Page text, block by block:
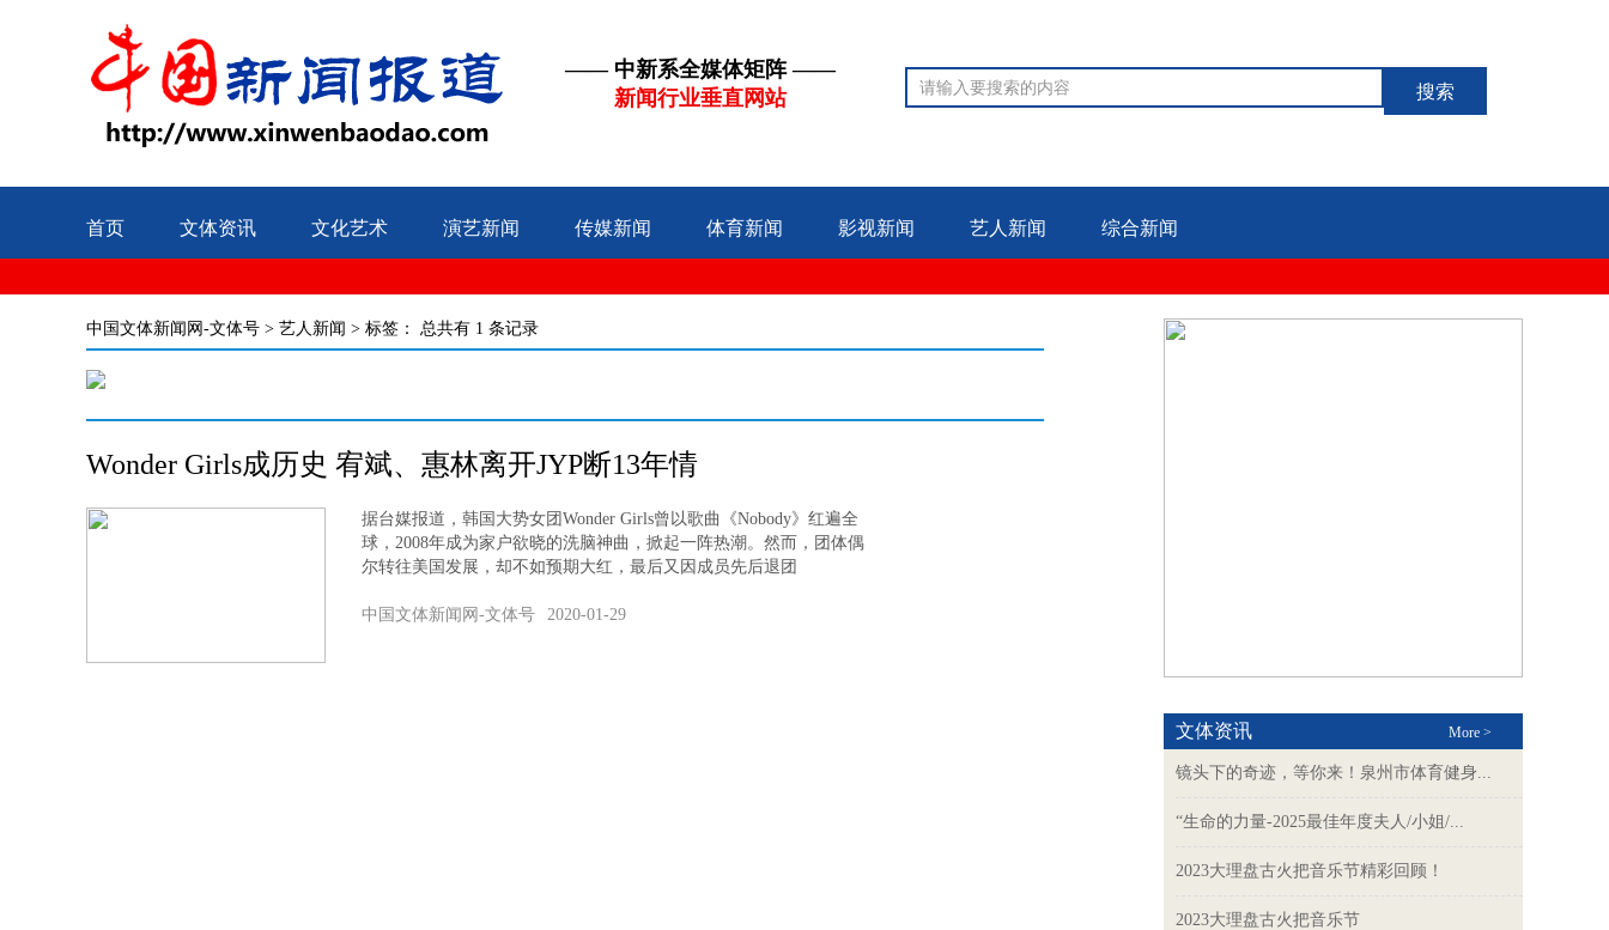
—— 中新系全媒体矩阵 ——
新闻行业垂直网站
搜索
首页 文体资讯 文化艺术 演艺新闻 传媒新闻 体育新闻 影视新闻 艺人新闻 综合新闻
中国文体新闻网-文体号 > 艺人新闻 > 标签： 总共有 1 条记录
Wonder Girls成历史 宥斌、惠林离开JYP断13年情
据台媒报道，韩国大势女团Wonder Girls曾以歌曲《Nobody》红遍全
球，2008年成为家户欲晓的洗脑神曲，掀起一阵热潮。然而，团体偶
尔转往美国发展，却不如预期大红，最后又因成员先后退团
中国文体新闻网-文体号 2020-01-29
文体资讯 More >
镜头下的奇迹，等你来！泉州市体育健身...
“生命的力量-2025最佳年度夫人/小姐/...
2023大理盘古火把音乐节精彩回顾！
2023大理盘古火把音乐节